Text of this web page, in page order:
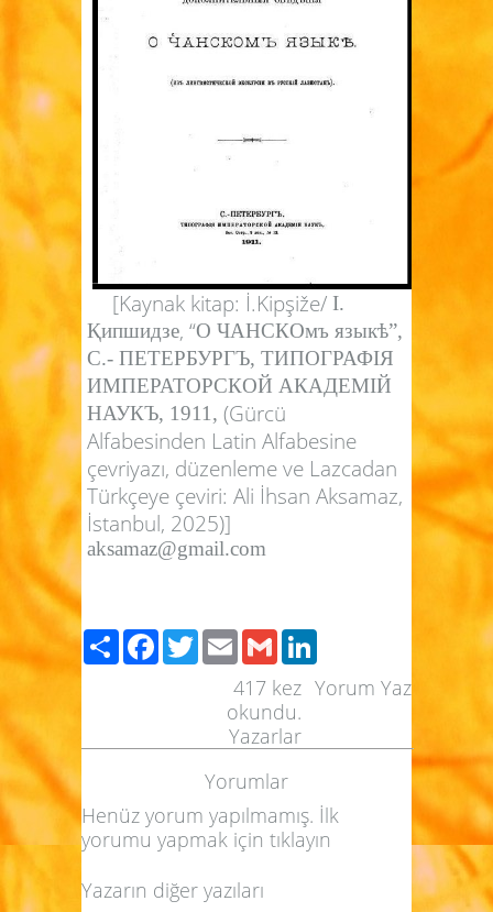
[Kaynak kitap: İ.Kipşiže/ I.
Қипшидзе, “О ЧАНСКОмъ языкѣ”,
С.- ПЕТЕРБУРГЪ, ТИПОГРАФІЯ
ИМПЕРАТОРСКОЙ АКАДЕМІЙ
НАУКЪ, 1911, (Gürcü
Alfabesinden Latin Alfabesine
çevriyazı, düzenleme ve Lazcadan
Türkçeye çeviri: Ali İhsan Aksamaz,
İstanbul, 2025)]
aksamaz@gmail.com
PaylaşFacebook
TwitterEmailGmail
Yorum Yaz
417 kez
okundu.
Yazarlar
Yorumlar
Henüz yorum yapılmamış. İlk
yorumu yapmak için tıklayın
Yazarın diğer yazıları